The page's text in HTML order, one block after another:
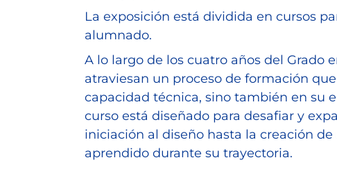
La exposición está dividida en cursos
alumnado.
A lo largo de los cuatro años del Grado
atraviesan un proceso de formación
capacidad técnica, sino también en su
curso está diseñado para desafiar y
iniciación al diseño hasta la creación
aprendido durante su trayectoria.